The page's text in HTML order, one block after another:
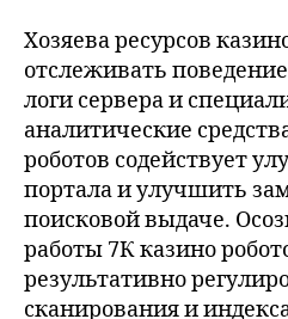
Хозяева ресурсов
отслеживать
логи сервера и
аналитические
роботов содействует
портала и улучшить
поисковой выдаче.
работы 7К казино
результативно
сканирования и